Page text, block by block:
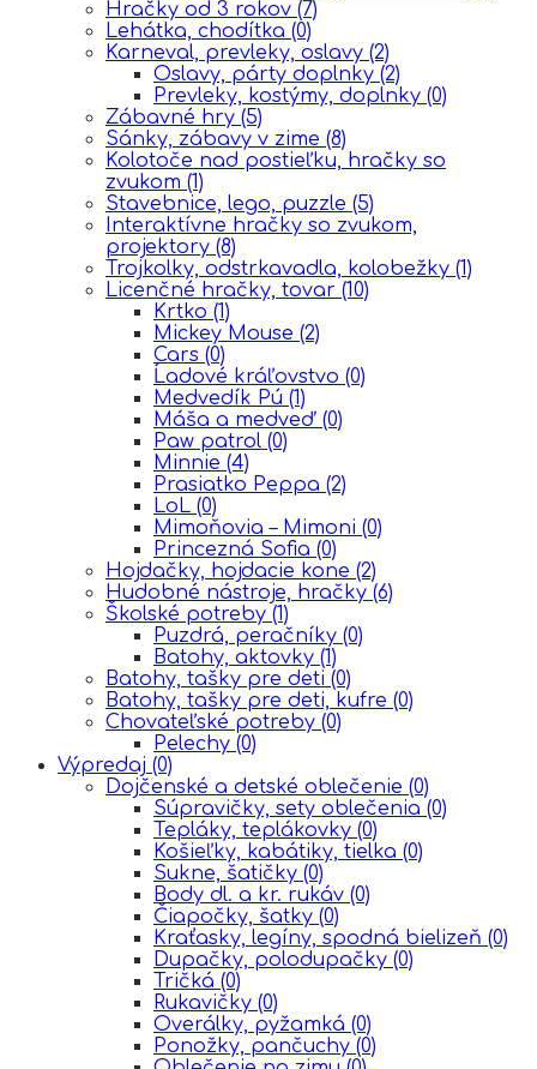
Hračky od 3 rokov (7)
Lehátka, chodítka (0)
Karneval, prevleky, oslavy (2)
Oslavy, párty doplnky (2)
Prevleky, kostýmy, doplnky (0)
Zábavné hry (5)
Sánky, zábavy v zime (8)
Kolotoče nad postieľku, hračky so
zvukom (1)
Stavebnice, lego, puzzle (5)
Interaktívne hračky so zvukom,
projektory (8)
Trojkolky, odstrkavadla, kolobežky (1)
Licenčné hračky, tovar (10)
Krtko (1)
Mickey Mouse (2)
Cars (0)
Ĺadové kráľovstvo (0)
Medvedík Pú (1)
Máša a medveď (0)
Paw patrol (0)
Minnie (4)
Prasiatko Peppa (2)
LoL (0)
Mimoňovia – Mimoni (0)
Princezná Sofia (0)
Hojdačky, hojdacie kone (2)
Hudobné nástroje, hračky (6)
Školské potreby (1)
Puzdrá, peračníky (0)
Batohy, aktovky (1)
Batohy, tašky pre deti (0)
Batohy, tašky pre deti, kufre (0)
Chovateľské potreby (0)
Pelechy (0)
Výpredaj (0)
Dojčenské a detské oblečenie (0)
Súpravičky, sety oblečenia (0)
Tepláky, teplákovky (0)
Košieľky, kabátiky, tielka (0)
Sukne, šatičky (0)
Body dl. a kr. rukáv (0)
Čiapočky, šatky (0)
Kraťasky, legíny, spodná bielizeň (0)
Dupačky, polodupačky (0)
Tričká (0)
Rukavičky (0)
Overálky, pyžamká (0)
Ponožky, pančuchy (0)